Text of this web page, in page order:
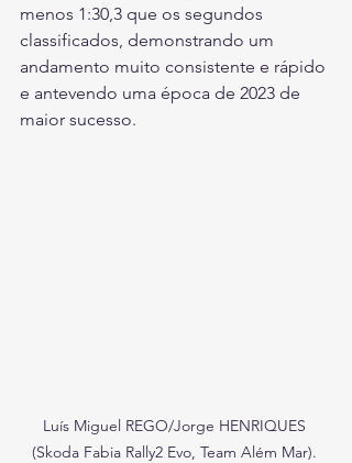
menos 1:30,3 que os segundos
classificados, demonstrando um
andamento muito consistente e rápido
e antevendo uma época de 2023 de
maior sucesso.
Luís Miguel REGO/Jorge HENRIQUES
(Skoda Fabia Rally2 Evo, Team Além Mar).